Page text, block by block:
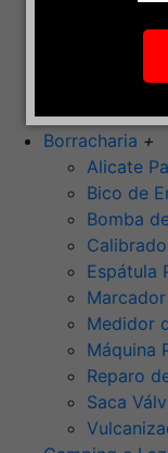
Pasta
Pedra
Ponta
Rebolos
Borracharia +
Alicate
Bico de
Bomba
Espátula
Medidor
Máquina
Reparo
Saca